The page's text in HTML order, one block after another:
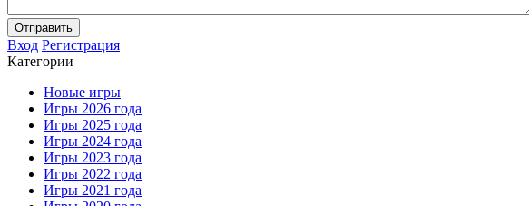
Отправить
Вход Регистрация
Категории
Новые игры
Игры 2026 года
Игры 2025 года
Игры 2024 года
Игры 2023 года
Игры 2022 года
Игры 2021 года